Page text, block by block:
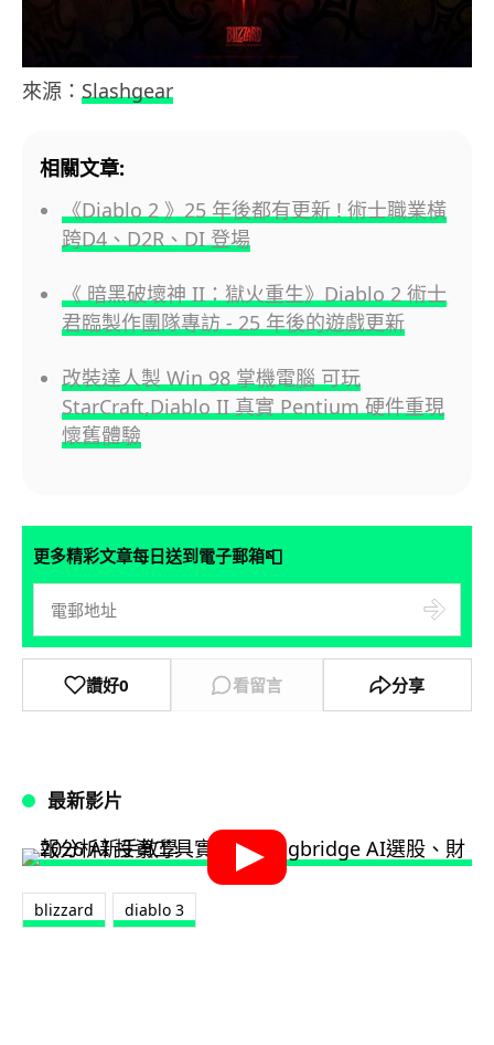
來源： Slashgear
相關文章:
《Diablo 2 》25 年後都有更新 ! 術士職業橫
跨D4、D2R、DI 登場
《 暗黑破壞神 II：獄火重生》Diablo 2 術士
君臨製作團隊專訪 - 25 年後的遊戲更新
改裝達人製 Win 98 掌機電腦 可玩
StarCraft,Diablo II 真實 Pentium 硬件重現
懷舊體驗
更多精彩文章每日送到電子郵箱📮
讚好0 看留言 分享
最新影片
blizzard diablo 3